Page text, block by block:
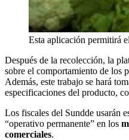
Esta aplicación permitirá
Después de la recolección, la
sobre el comportamiento de los
Además, este trabajo se hará
especificaciones del producto,
Los fiscales del Sundde usarán
“operativo permanente” en los
comerciales.